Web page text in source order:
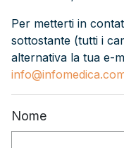
Per metterti in
sottostante (tutti i
alternativa la tua e-
Nome